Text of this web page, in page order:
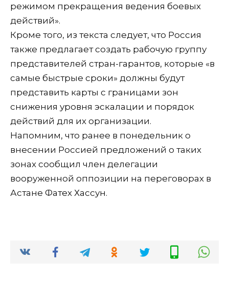
режимом прекращения ведения боевых
действий».
Кроме того, из текста следует, что Россия
также предлагает создать рабочую группу
представителей стран-гарантов, которые «в
самые быстрые сроки» должны будут
представить карты с границами зон
снижения уровня эскалации и порядок
действий для их организации.
Напомним, что ранее в понедельник о
внесении Россией предложений о таких
зонах сообщил член делегации
вооруженной оппозиции на переговорах в
Астане Фатех Хассун.